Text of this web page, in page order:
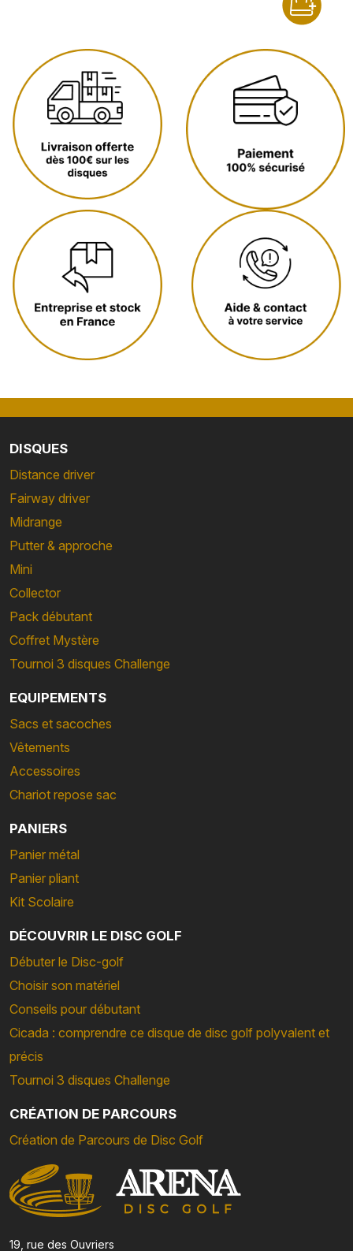
DISQUES
Distance driver
Fairway driver
Midrange
Putter & approche
Mini
Collector
Pack débutant
Coffret Mystère
Tournoi 3 disques Challenge
EQUIPEMENTS
Sacs et sacoches
Vêtements
Accessoires
Chariot repose sac
PANIERS
Panier métal
Panier pliant
Kit Scolaire
DÉCOUVRIR LE DISC GOLF
Débuter le Disc-golf
Choisir son matériel
Conseils pour débutant
Cicada : comprendre ce disque de disc golf polyvalent et
précis
Tournoi 3 disques Challenge
CRÉATION DE PARCOURS
Création de Parcours de Disc Golf
19, rue des Ouvriers